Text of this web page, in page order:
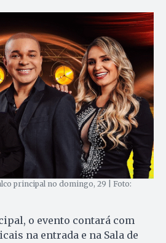
principal no domingo, 29 | Foto:
o evento contará com
na entrada e na Sala de